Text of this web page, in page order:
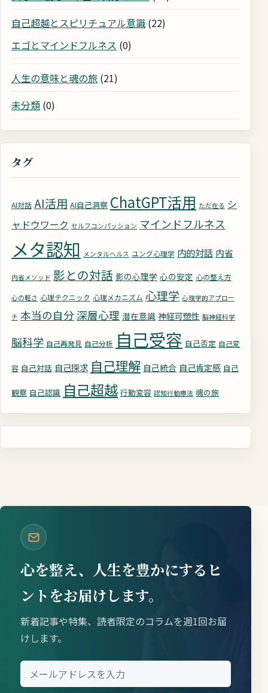
自己超越とスピリチュアル意識 (22)
エゴとマインドフルネス (0)
人生の意味と魂の旅 (21)
未分類 (0)
タグ
AI対話 AI活用 AI自己洞察 ChatGPT活用 ただ在る シ
ャドウワーク セルフコンパッション マインドフルネス
メタ認知 メンタルヘルス ユング心理学 内的対話 内省
内省メソッド 影との対話 影の心理学 心の安定 心の整え方
心の軽さ 心理テクニック 心理メカニズム 心理学 心理学的アプロー
チ 本当の自分 深層心理 潜在意識 神経可塑性 脳神経科学
脳科学 自己再発見 自己分析 自己受容 自己否定 自己変
容 自己対話 自己探求 自己理解 自己統合 自己肯定感 自己
観察 自己認識 自己超越 行動変容 認知行動療法 魂の旅
心を整え、人生を豊かにするヒ
ントをお届けします。
新着記事や特集、読者限定のコラムを週1回お届
けします。